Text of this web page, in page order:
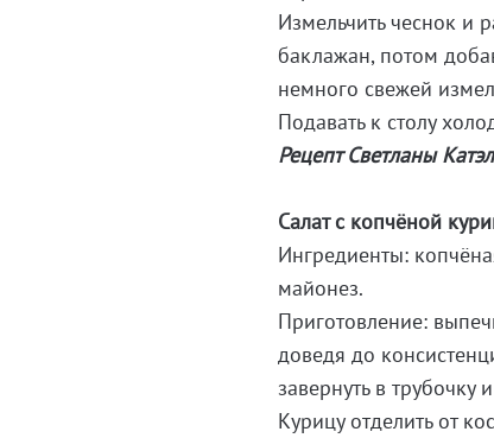
Измельчить чеснок и
баклажан, потом
немного свежей
Подавать к столу
Рецепт Светланы
Салат с копчёной
Ингредиенты:
майонез.
Приготовление:
доведя до
завернуть в
Курицу отделить от